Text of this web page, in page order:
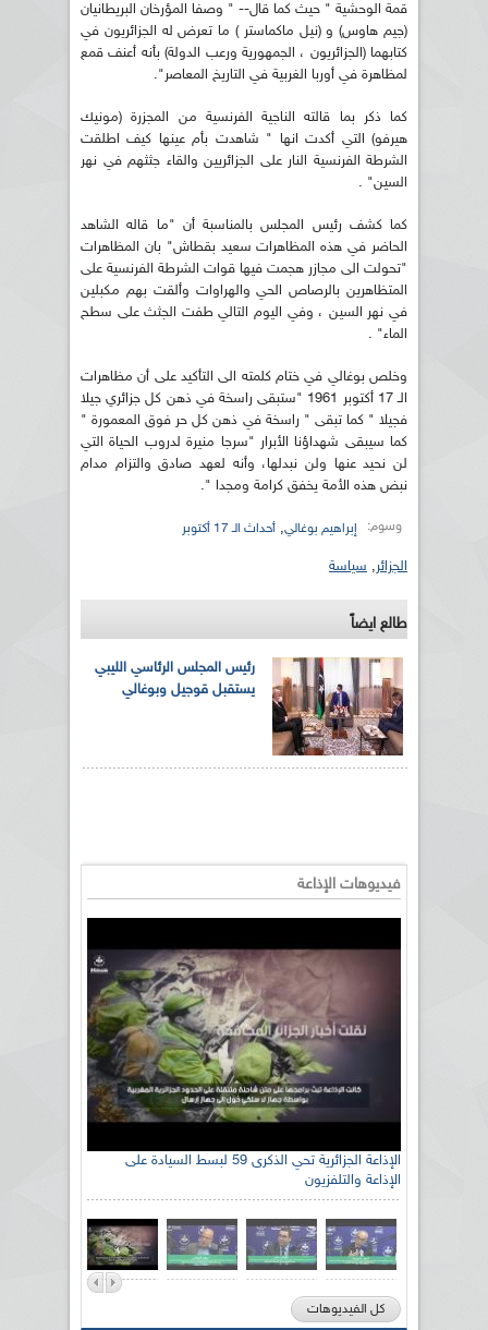
قمة الوحشية " حيث كما قال-- " وصفا المؤرخان البريطانيان
(جيم هاوس) و (نيل ماكماستر ) ما تعرض له الجزائريون في
كتابهما (الجزائريون ، الجمهورية ورعب الدولة) بأنه أعنف قمع
لمظاهرة في أوربا الغربية في التاريخ المعاصر".
كما ذكر بما قالته الناجية الفرنسية من المجزرة (مونيك
هيرفو) التي أكدت انها " شاهدت بأم عينها كيف اطلقت
الشرطة الفرنسية النار على الجزائريين والقاء جثثهم في نهر
السين" .
كما كشف رئيس المجلس بالمناسبة أن "ما قاله الشاهد
الحاضر في هذه المظاهرات سعيد بقطاش" بان المظاهرات
"تحولت الى مجازر هجمت فيها قوات الشرطة الفرنسية على
المتظاهرين بالرصاص الحي والهراوات وألقت بهم مكبلين
في نهر السين ، وفي اليوم التالي طفت الجثث على سطح
الماء" .
وخلص بوغالي في ختام كلمته الى التأكيد على أن مظاهرات
الـ 17 أكتوبر 1961 "ستبقى راسخة في ذهن كل جزائري جيلا
فجيلا " كما تبقى " راسخة في ذهن كل حر فوق المعمورة "
كما سيبقى شهداؤنا الأبرار "سرجا منيرة لدروب الحياة التي
لن نحيد عنها ولن نبدلها، وأنه لعهد صادق والتزام مدام
نبض هذه الأمة يخفق كرامة ومجدا ".
وسوم: إبراهيم بوغالي, أحداث الـ 17 أكتوبر
الجزائر, سياسة
طالع ايضاً
رئيس المجلس الرئاسي الليبي
يستقبل قوجيل وبوغالي
فيديوهات الإذاعة
الإذاعة الجزائرية تحي الذكرى 59 لبسط السيادة على
الإذاعة والتلفزيون
كل الفيديوهات